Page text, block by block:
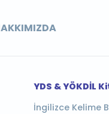
YDS & YÖKDİL
İngilizce Kelime